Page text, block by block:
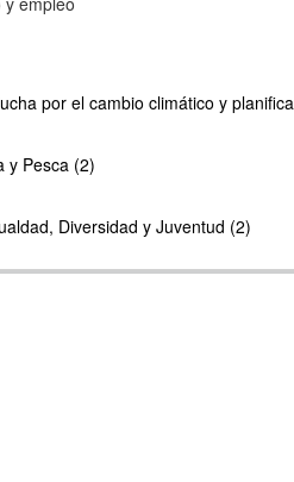
por el cambio climático y
y Pesca (2)
Diversidad y Juventud (2)